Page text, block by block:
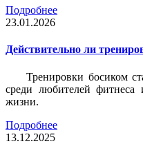
Подробнее
23.01.2026
Действительно ли
Тренировки босиком
среди любителей фитнеса
жизни.
Подробнее
13.12.2025